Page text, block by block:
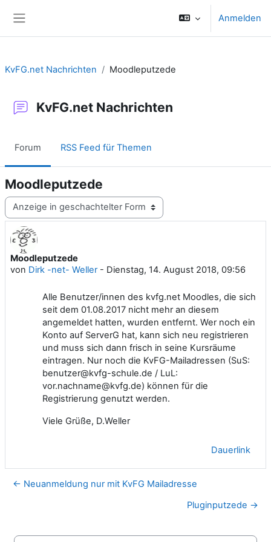
Anmelden
KvFG.net Nachrichten Moodleputzede
KvFG.net Nachrichten
Forum RSS Feed für Themen
Moodleputzede
Anzeigemodus
Moodleputzede
von Dirk -net- Weller- Dienstag, 14. August 2018, 09:56
Anzahl Antworten: 0
Alle Benutzer/innen des kvfg.net Moodles, die sich
seit dem 01.08.2017 nicht mehr an diesem
angemeldet hatten, wurden entfernt. Wer noch ein
Konto auf ServerG hat, kann sich neu registrieren
und muss sich dann frisch in seine Kursräume
eintragen. Nur noch die KvFG-Mailadressen (SuS:
benutzer@kvfg-schule.de / LuL:
vor.nachname@kvfg.de) können für die
Registrierung genutzt werden.
Viele Grüße, D.Weller
Dauerlink
← Neuanmeldung nur mit KvFG Mailadresse
Pluginputzede →